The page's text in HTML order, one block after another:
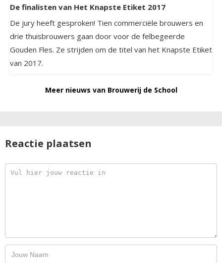
De finalisten van Het Knapste Etiket 2017
De jury heeft gesproken! Tien commerciële brouwers en
drie thuisbrouwers gaan door voor de felbegeerde
Gouden Fles. Ze strijden om de titel van het Knapste Etiket
van 2017.
Meer nieuws van Brouwerij de School
Reactie plaatsen